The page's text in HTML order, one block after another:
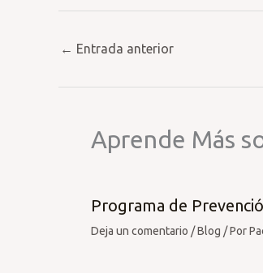
← Entrada anterior
Aprende Más
Programa de
Deja un comentario /Blog / Por